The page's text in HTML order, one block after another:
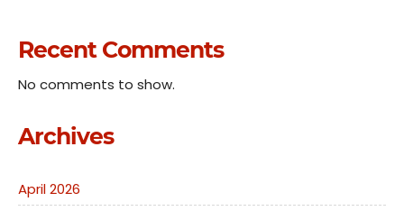
Recent Comments
No comments to show.
Archives
April 2026